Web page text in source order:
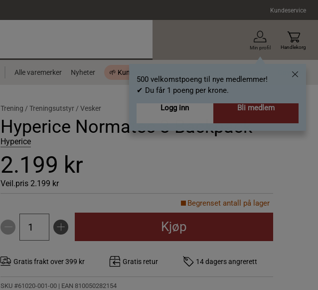
Kundeservice
Min profil
500 velkomstpoeng til nye medlemmer!
✔ Du får 1 poeng per krone.
Logg inn
Bli medlem
Handlekorg
Alle varemerker Nyheter 🌱 Kundeklubb - 500 velkomstpoeng Gavekort
Trening / Treningsutstyr / Vesker
Hyperice Normatec 3 Backpack
Hyperice
2.199 kr
Veil.pris 2.199 kr
Begrenset antall på lager
Kjøp
Gratis frakt over 399 kr Gratis retur 14 dagers angrerett
SKU #61020-001-00 | EAN 810050282154